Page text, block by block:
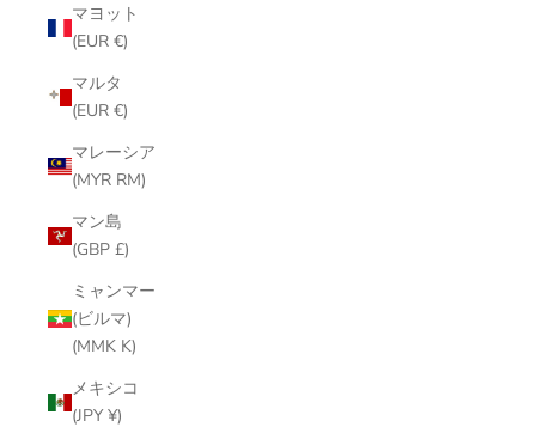
マヨット
(EUR €)
マルタ
(EUR €)
マレーシア
(MYR RM)
マン島
(GBP £)
ミャンマー
(ビルマ)
(MMK K)
メキシコ
(JPY ¥)